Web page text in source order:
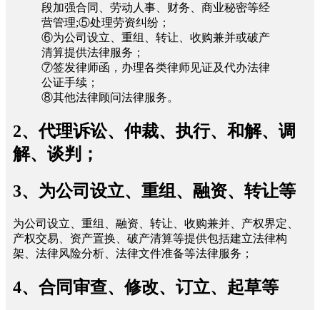
段加强合同、劳动人事、财务、商业秘密等经
营管理;⑤处理劳资纠纷；
⑥为公司设立、重组、转让、收购兼并或破产
清算提供法律服务；
⑦签发律师函，办理各类律师见证及代办法律
公证手续；
⑧其他法律顾问法律服务。
2、代理诉讼、仲裁、执行、和解、调
解、谈判；
3、为公司设立、重组、融资、转让等
为公司设立、重组、融资、转让、收购兼并、产权界定、
产权交易、资产置换、破产清算等提供包括建立法律构
架、法律风险分析、法律文件准备等法律服务；
4、合同审查、修改、订立、起草等